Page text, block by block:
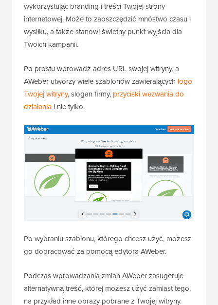
wykorzystując branding i treści Twojej strony
internetowej. Może to zaoszczędzić mnóstwo czasu i
wysiłku, a także stanowi świetny punkt wyjścia dla
Twoich kampanii.
Po prostu wprowadź adres URL swojej witryny, a
AWeber utworzy wiele szablonów zawierających logo
Twojej witryny, slogan firmy, przyciski wezwania do
działania i nie tylko.
Po wybraniu szablonu, którego chcesz użyć, możesz
go dopracować za pomocą edytora AWeber.
Podczas wprowadzania zmian AWeber zasugeruje
alternatywną treść, której możesz użyć zamiast tego,
na przykład inne obrazy pobrane z Twojej witryny.